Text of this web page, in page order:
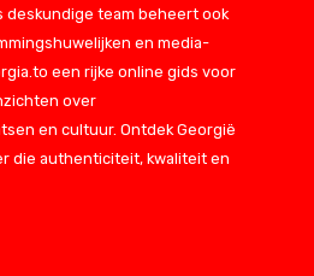
team beheert ook
en media-
een rijke online gids voor
over
en cultuur. Ontdek Georgië
die authenticiteit, kwaliteit en